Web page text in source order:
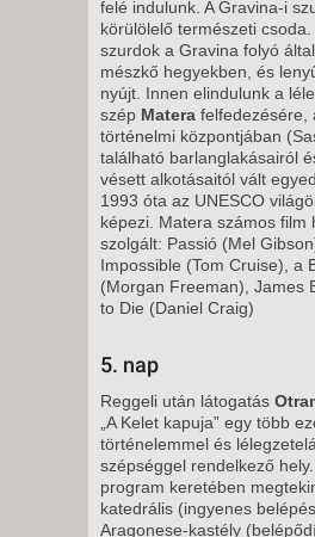
felé indulunk. A Gravina-i
körülölelő természeti
szurdok a Gravina folyó
mészkő hegyekben, és
nyújt. Innen elindulunk a
szép Matera felfedezésére,
történelmi központjában
található barlanglakásairól
vésett alkotásaitól vált
1993 óta az UNESCO
képezi. Matera számos film
szolgált: Passió (Mel
Impossible (Tom Cruise), a
(Morgan Freeman), James
to Die (Daniel Craig)
5. nap
Reggeli után látogatás
„A Kelet kapuja” egy több
történelemmel és
szépséggel rendelkező
program keretében
katedrális (ingyenes
Aragonese-kastély